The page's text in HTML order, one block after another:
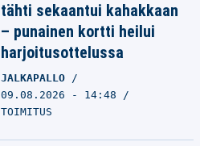
tähti sekaantui kahakkaan
– punainen kortti heilui
harjoitusottelussa
JALKAPALLO
09.08.2026 - 14:48
TOIMITUS